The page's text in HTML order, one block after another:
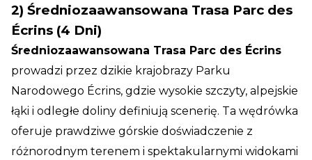
2) Średniozaawansowana Trasa Parc des
Écrins (4 Dni)
Średniozaawansowana Trasa Parc des Écrins
prowadzi przez dzikie krajobrazy Parku
Narodowego Écrins, gdzie wysokie szczyty, alpejskie
łąki i odległe doliny definiują scenerię. Ta wędrówka
oferuje prawdziwe górskie doświadczenie z
różnorodnym terenem i spektakularnymi widokami